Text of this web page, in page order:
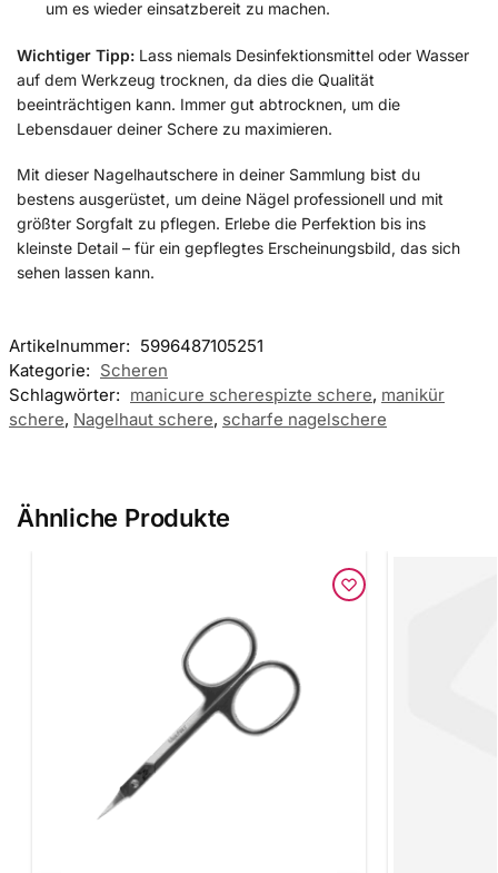
um es wieder einsatzbereit zu machen.
Wichtiger Tipp: Lass niemals Desinfektionsmittel oder Wasser
auf dem Werkzeug trocknen, da dies die Qualität
beeinträchtigen kann. Immer gut abtrocknen, um die
Lebensdauer deiner Schere zu maximieren.
Mit dieser Nagelhautschere in deiner Sammlung bist du
bestens ausgerüstet, um deine Nägel professionell und mit
größter Sorgfalt zu pflegen. Erlebe die Perfektion bis ins
kleinste Detail – für ein gepflegtes Erscheinungsbild, das sich
sehen lassen kann.
Artikelnummer: 5996487105251
Kategorie: Scheren
Schlagwörter: manicure scherespizte schere, manikür
schere, Nagelhaut schere, scharfe nagelschere
Ähnliche Produkte